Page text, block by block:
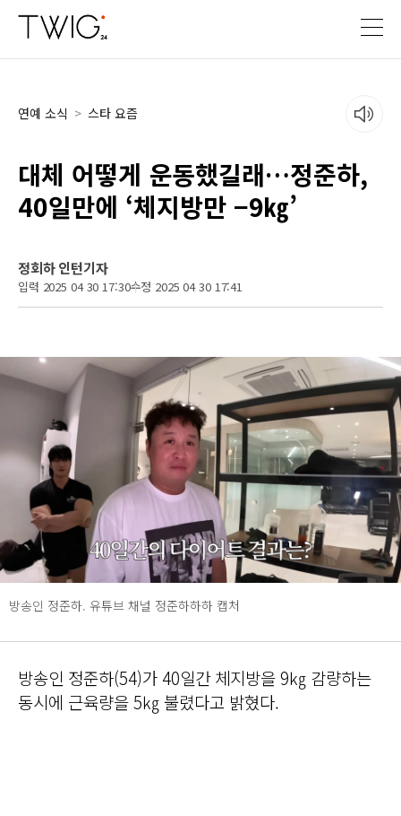
연예 소식 > 스타 요즘
대체 어떻게 운동했길래…정준하,
40일만에 ‘체지방만 −9㎏’
정회하 인턴기자
입력 2025 04 30 17:30수정 2025 04 30 17:41
방송인 정준하. 유튜브 채널 정준하하하 캡처
방송인 정준하(54)가 40일간 체지방을 9㎏ 감량하는
동시에 근육량을 5㎏ 불렸다고 밝혔다.